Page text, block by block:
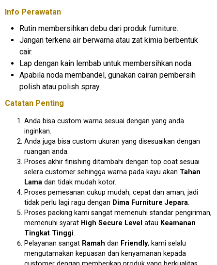
Info Perawatan
Rutin membersihkan debu dari produk furniture.
Jangan terkena air berwarna atau zat kimia berbentuk
cair.
Lap dengan kain lembab untuk membersihkan noda.
Apabila noda membandel, gunakan cairan pembersih
polish atau polish spray.
Catatan Penting
Anda bisa custom warna sesuai dengan yang anda
inginkan.
Anda juga bisa custom ukuran yang disesuaikan dengan
ruangan anda.
Proses akhir finishing ditambahi dengan top coat sesuai
selera customer sehingga warna pada kayu akan Tahan
Lama dan tidak mudah kotor.
Proses pemesanan cukup mudah, cepat dan aman, jadi
tidak perlu lagi ragu dengan Dima Furniture Jepara.
Proses packing kami sangat memenuhi standar pengiriman,
memenuhi syarat High Secure Level atau Keamanan
Tingkat Tinggi.
Pelayanan sangat Ramah dan Friendly, kami selalu
mengutamakan kepuasan dan kenyamanan kepada